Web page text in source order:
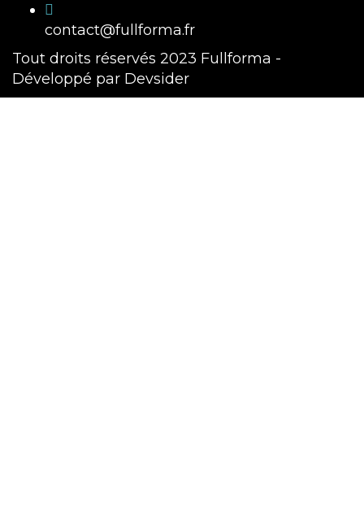
contact@fullforma.fr
Tout droits réservés 2023 Fullforma -
Développé par Devsider